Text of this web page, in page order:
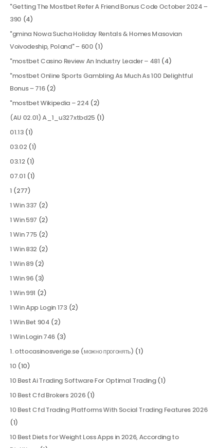
"Getting The Mostbet Refer A Friend Bonus Code October 2024 –
390 (4)
"gmina Nowa Sucha Holiday Rentals & Homes Masovian
Voivodeship, Poland" – 600 (1)
"mostbet Casino Review An Industry Leader – 481 (4)
"mostbet Online Sports Gambling As Much As 100 Delightful
Bonus – 716(2)
"mostbet Wikipedia – 224 (2)
(AU 02.01) A_1_u327xtbd25(1)
01.13(1)
03.02 (1)
03.12 (1)
07.01 (1)
1 (277)
1 Win 337 (2)
1 Win 597 (2)
1 Win 775 (2)
1 Win 832 (2)
1 Win 89(2)
1 Win 96(3)
1 Win 991 (2)
1 Win App Login 173(2)
1 Win Bet 904 (2)
1 Win Login 746 (3)
1. ottocasinosverige.se (можно прогонять) (1)
10 (10)
10 Best Ai Trading Software For Optimal Trading(1)
10 Best Cfd Brokers 2026(1)
10 Best Cfd Trading Platforms With Social Trading Features 2026
(1)
10 Best Diets for Weight Loss Apps in 2026, According to